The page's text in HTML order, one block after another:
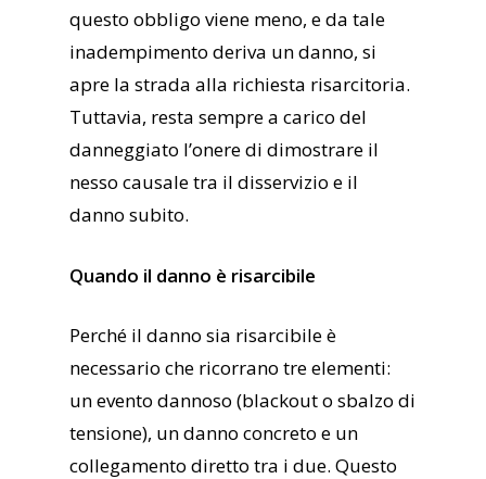
questo obbligo viene meno, e da tale
inadempimento deriva un danno, si
apre la strada alla richiesta risarcitoria.
Tuttavia, resta sempre a carico del
danneggiato l’onere di dimostrare il
nesso causale tra il disservizio e il
danno subito.
Quando il danno è risarcibile
Perché il danno sia risarcibile è
necessario che ricorrano tre elementi:
un evento dannoso (blackout o sbalzo di
tensione), un danno concreto e un
collegamento diretto tra i due. Questo